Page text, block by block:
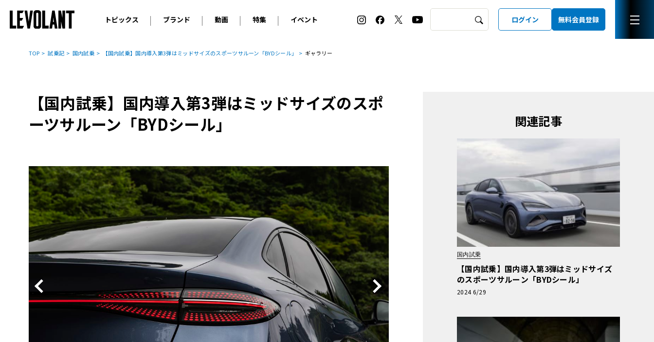
トピックス
ニュース
コラム
ブランド
輸入車 アウディ BMW
プジョー
ルノー
アバルト
アルファ・ロメオ
ランボルギーニ
MINI
モーガン
ロールス・ロイス
ボルボ
キャデラック
ジープ
テスラ
ヒョンデ
BYD
国産車 レクサス トヨタ
日産
ホンダ
スバル
マツダ
三菱
ダイハツ
スズキ
光岡
動画
オリジナル動画
特集
2026 サマータイヤ＆ホイール バイヤーズガイド
ホイールカタログ
タイヤ特集
イベント
ル・ボラン カーズ・ミート2026横浜
EV:LIFE KOBE 2025
ル・ボラン カーズ・ミート2025横浜
ログイン 無料会員登録
TOP 試乗記 国内試乗 【国内試乗】国内導入第3弾はミッドサイズのスポーツサルーン「BYDシール」 ギャラリー
【国内試乗】国内導入第3弾はミッドサイズのスポ
ーツサルーン「BYDシール」
関連記事
国内試乗
【国内試乗】国内導入第3弾はミッドサイズ
のスポーツサルーン「BYDシール」
2024 6/29